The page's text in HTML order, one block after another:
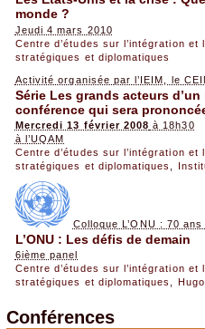
monde ?
Jeudi 4 mars 2010
Centre d’études sur l’intégration et
stratégiques et diplomatiques
Activité organisée par l’IEIM, le
Série Les grands acteurs
conférence qui sera
Mercredi 13 février 2008 à 18h30
à l’UQAM
Centre d’études sur l’intégration et
stratégiques et diplomatiques
Colloque L’ONU : 70
L’ONU : Les défis de demain
6ième panel
Centre d’études sur l’intégration et
stratégiques et diplomatiques
Conférences